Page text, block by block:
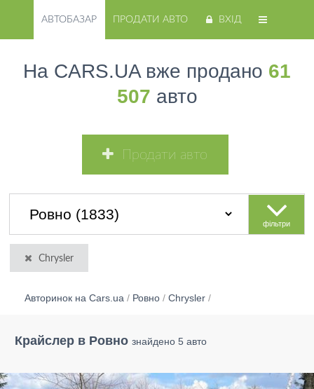
АВТОБАЗАР ПРОДАТИ АВТО ВХІД
На CARS.UA вже продано 61
507 авто
Продати авто
фільтри
Chrysler
Авторинок на Cars.ua / Ровно / Chrysler /
Крайслер в Ровно знайдено 5 авто